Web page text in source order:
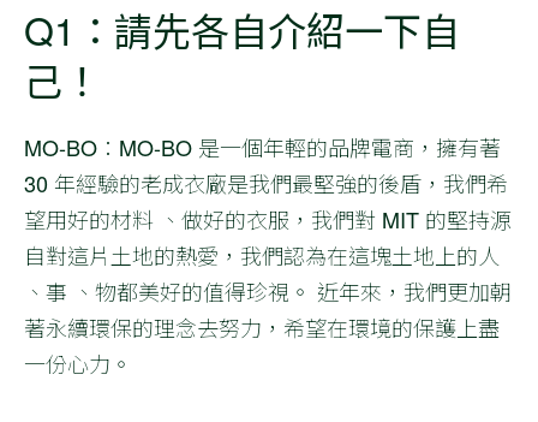
Q1：請先各自介紹一下自
己！
MO-BO ：MO-BO 是一個年輕的品牌電商，擁有著
30 年經驗的老成衣廠是我們最堅強的後盾，我們希
望用好的材料 、做好的衣服，我們對 MIT 的堅持源
自對這片土地的熱愛，我們認為在這塊土地上的人
、事 、物都美好的值得珍視。 近年來，我們更加朝
著永續環保的理念去努力，希望在環境的保護上盡
一份心力。